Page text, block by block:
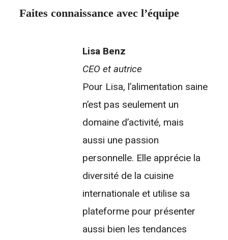
Faites connaissance avec l’équipe
Lisa Benz
CEO et autrice
Pour Lisa, l’alimentation saine
n’est pas seulement un
domaine d’activité, mais
aussi une passion
personnelle. Elle apprécie la
diversité de la cuisine
internationale et utilise sa
plateforme pour présenter
aussi bien les tendances